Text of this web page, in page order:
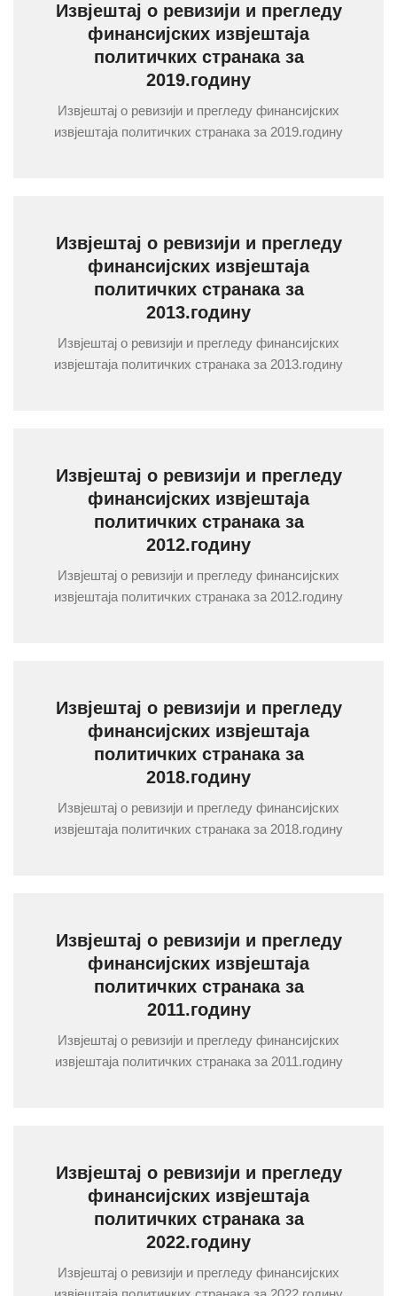
Извјештај о ревизији и прегледу
финансијских извјештаја
политичких странака за
2019.годину
Извјештај о ревизији и прегледу финансијских
извјештаја политичких странака за 2019.годину
Извјештај о ревизији и прегледу
финансијских извјештаја
политичких странака за
2013.годину
Извјештај о ревизији и прегледу финансијских
извјештаја политичких странака за 2013.годину
Извјештај о ревизији и прегледу
финансијских извјештаја
политичких странака за
2012.годину
Извјештај о ревизији и прегледу финансијских
извјештаја политичких странака за 2012.годину
Извјештај о ревизији и прегледу
финансијских извјештаја
политичких странака за
2018.годину
Извјештај о ревизији и прегледу финансијских
извјештаја политичких странака за 2018.годину
Извјештај о ревизији и прегледу
финансијских извјештаја
политичких странака за
2011.годину
Извјештај о ревизији и прегледу финансијских
извјештаја политичких странака за 2011.годину
Извјештај о ревизији и прегледу
финансијских извјештаја
политичких странака за
2022.годину
Извјештај о ревизији и прегледу финансијских